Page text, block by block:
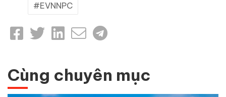
EVNNPC
Cùng chuyên mục